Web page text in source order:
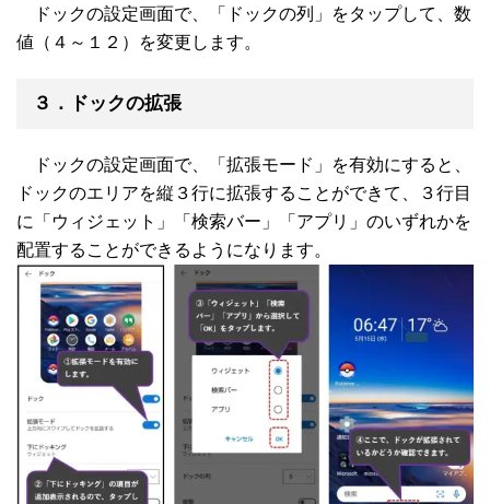
ドックの設定画面で、「ドックの列」をタップして、数
値（４～１２）を変更します。
３．ドックの拡張
ドックの設定画面で、「拡張モード」を有効にすると、
ドックのエリアを縦３行に拡張することができて、３行目
に「ウィジェット」「検索バー」「アプリ」のいずれかを
配置することができるようになります。